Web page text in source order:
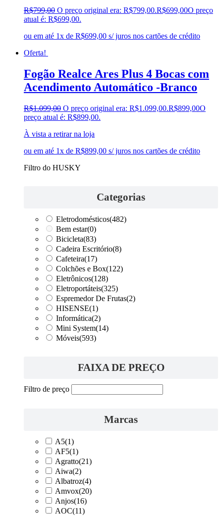
R$799,00 O preço original era: R$799,00.R$699,00O preço
atual é: R$699,00.
ou em até 1x de R$699,00 s/ juros nos cartões de crédito
Oferta!
Fogão Realce Ares Plus 4 Bocas com
Acendimento Automático -Branco
R$1.099,00 O preço original era: R$1.099,00.R$899,00O
preço atual é: R$899,00.
À vista a retirar na loja
ou em até 1x de R$899,00 s/ juros nos cartões de crédito
Filtro do HUSKY
Categorias
Eletrodomésticos(482)
Bem estar(0)
Bicicleta(83)
Cadeira Escritório(8)
Cafeteira(17)
Colchões e Box(122)
Eletrônicos(128)
Eletroportáteis(325)
Espremedor De Frutas(2)
HISENSE(1)
Informática(2)
Mini System(14)
Móveis(593)
FAIXA DE PREÇO
Filtro de preço
Marcas
A5(1)
AF5(1)
Agratto(21)
Aiwa(2)
Albatroz(4)
Amvox(20)
Anjos(16)
AOC(11)